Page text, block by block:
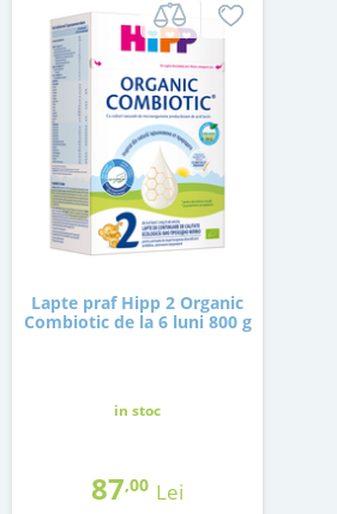
Lapte praf Hipp 2 Organic
Combiotic de la 6 luni 800 g
in stoc
87,00 Lei